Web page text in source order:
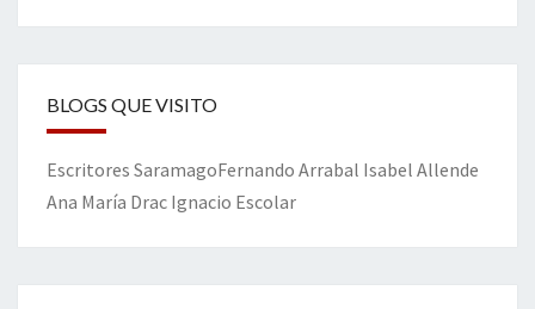
BLOGS QUE VISITO
Escritores SaramagoFernando Arrabal Isabel Allende
Ana María Drac Ignacio Escolar